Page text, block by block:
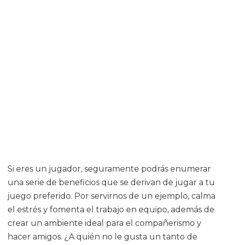
Si eres un jugador, seguramente podrás enumerar
una serie de beneficios que se derivan de jugar a tu
juego preferido. Por servirnos de un ejemplo, calma
el estrés y fomenta el trabajo en equipo, además de
crear un ambiente ideal para el compañerismo y
hacer amigos. ¿A quién no le gusta un tanto de